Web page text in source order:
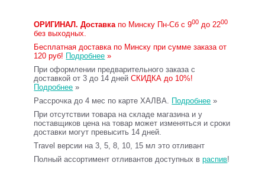
ОРИГИНАЛ. Доставкапо Минску Пн-Сб с 900 до 2200
без выходных.
Бесплатная доставка по Минску при сумме заказа от
120 руб! Подробнее »
При оформлении предварительного заказа с
доставкой от 3 до 14 днейСКИДКА до 10%!
Подробнее »
Рассрочка до 4 мес по карте ХАЛВА. Подробнее »
При отсутствии товара на складе магазина и у
поставщиков цена на товар может изменяться и сроки
доставки могут превысить 14 дней.
Travel версии на 3, 5, 8, 10, 15 мл это отливант
Полный ассортимент отливантов доступных враспив!